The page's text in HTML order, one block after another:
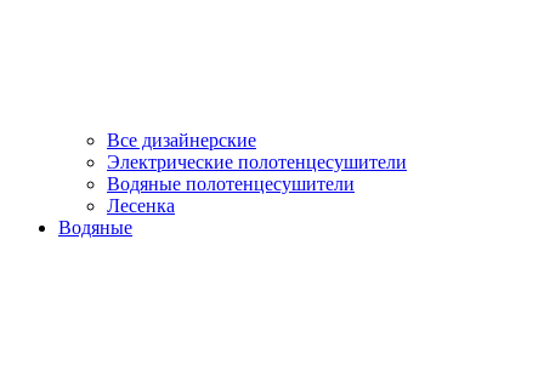
Все дизайнерские
Электрические полотенцесушители
Водяные полотенцесушители
Лесенка
Водяные